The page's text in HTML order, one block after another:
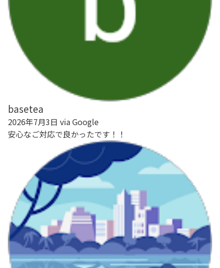
basetea
2026年7月3日 via Google
安心なご対応で良かったです！！